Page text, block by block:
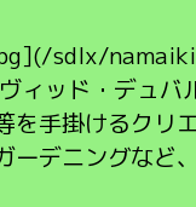
sdlx/
ィッド・デュ
を手掛けるク
デニングなど